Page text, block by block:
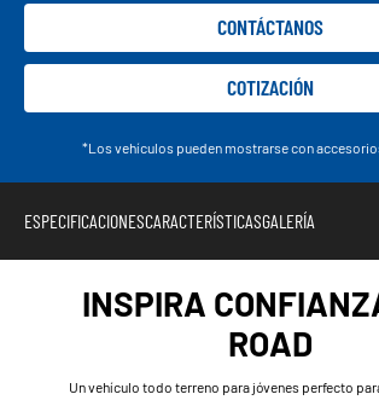
CONTÁCTANOS
COTIZACIÓN
*Los vehículos pueden mostrarse con
ESPECIFICACIONESCARACTERÍSTICASGALERÍA
INSPIRA
ROAD
Un vehículo todo terreno para jóvenes perfecto